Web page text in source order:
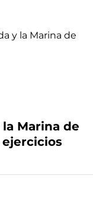
Marina de
ejercicios